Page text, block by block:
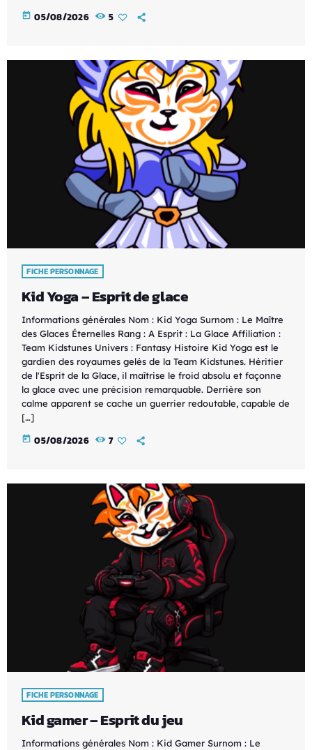
today 05/08/2026 5
FICHE PERSONNAGE
Kid Yoga – Esprit de glace
Informations générales Nom : Kid Yoga Surnom : Le Maître
des Glaces Éternelles Rang : A Esprit : La Glace Affiliation :
Team Kidstunes Univers : Fantasy Histoire Kid Yoga est le
gardien des royaumes gelés de la Team Kidstunes. Héritier
de l'Esprit de la Glace, il maîtrise le froid absolu et façonne
la glace avec une précision remarquable. Derrière son
calme apparent se cache un guerrier redoutable, capable de
[…]
today 05/08/2026 7
FICHE PERSONNAGE
Kid gamer – Esprit du jeu
Informations générales Nom : Kid Gamer Surnom : Le